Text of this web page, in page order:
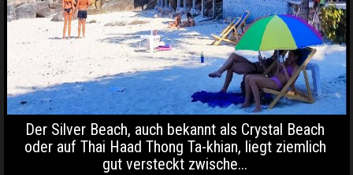
Der Silver Beach, auch bekannt als Crystal Beach
oder auf Thai Haad Thong Ta-khian, liegt ziemlich
gut versteckt zwische...